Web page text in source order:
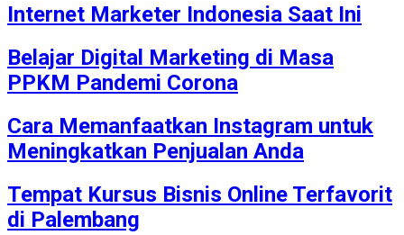
Internet Marketer Indonesia Saat Ini
Belajar Digital Marketing di Masa
PPKM Pandemi Corona
Cara Memanfaatkan Instagram untuk
Meningkatkan Penjualan Anda
Tempat Kursus Bisnis Online Terfavorit
di Palembang